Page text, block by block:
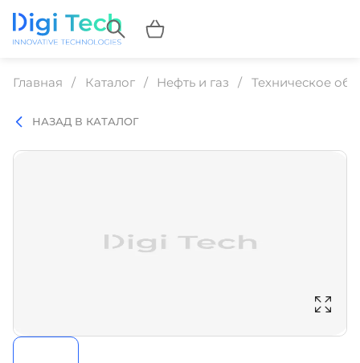
Главная Каталог Нефть и газ Техническое
НАЗАД В КАТАЛОГ